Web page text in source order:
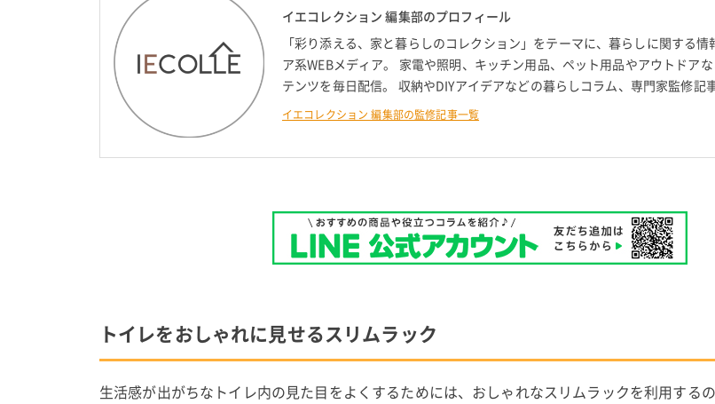
イエコレクション 編集部のプロフィール
「彩り添える、家と暮らしのコレクション」をテーマに、暮らしに関する情
ア系WEBメディア。 家電や照明、キッチン用品、ペット用品やアウトドア
テンツを毎日配信。 収納やDIYアイデアなどの暮らしコラム、専門家監修記
イエコレクション 編集部の監修記事一覧
トイレをおしゃれに見せるスリムラック
生活感が出がちなトイレ内の見た目をよくするためには、おしゃれなスリムラックを利用するの